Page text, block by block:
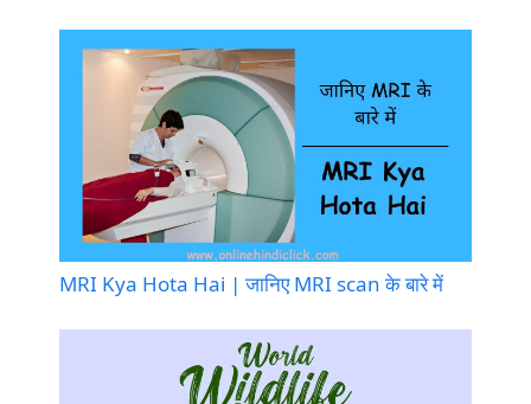
MRI Kya Hota Hai | जानिए MRI scan के बारे में